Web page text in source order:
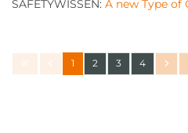
SAFETYWISSEN: A new Type of
1 2 3 4